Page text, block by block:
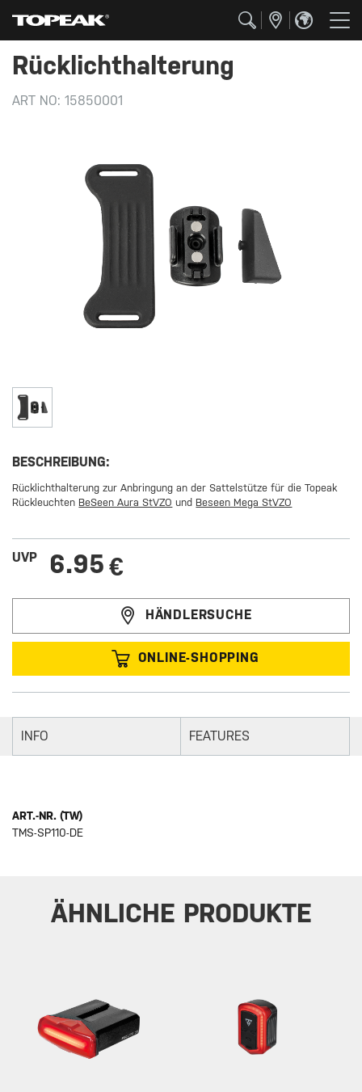
Rücklichthalterung
ART NO: 15850001
BESCHREIBUNG:
Rücklichthalterung zur Anbringung an der Sattelstütze für die Topeak
Rückleuchten BeSeen Aura StVZO und Beseen Mega StVZO
UVP 6.95 €
HÄNDLERSUCHE
ONLINE-SHOPPING
INFO FEATURES
ART.-NR. (TW)
TMS-SP110-DE
ÄHNLICHE PRODUKTE